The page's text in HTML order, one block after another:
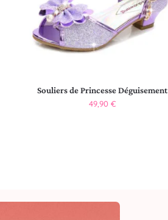
Souliers de Princesse Déguisement
49,90 €